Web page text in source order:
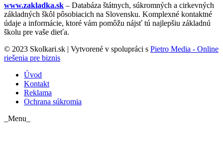
www.zakladka.sk – Databáza štátnych, súkromných a cirkevných
základných škôl pôsobiacich na Slovensku. Komplexné kontaktné
údaje a informácie, ktoré vám pomôžu nájsť tú najlepšiu základnú
školu pre vaše dieťa.
© 2023 Skolkari.sk | Vytvorené v spolupráci s Pietro Media - Online
riešenia pre biznis
Úvod
Kontakt
Reklama
Ochrana súkromia
_Menu_